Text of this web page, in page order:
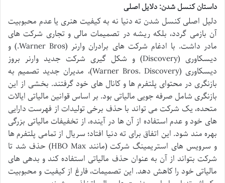
داستان کنسل شدن: دلایل اصلی
دلیل اصلی کنسل شدن ته دنیا نه به کیفیت هنری یا عدم محبوبیت
آن بازمی گردد، بلکه ریشه در تصمیمات مالی و تجاری شرکت های
مادر داشت. با ادغام شرکت های برادران وارنر (Warner Bros.) و
دیسکاوری (Discovery) و شکل گیری شرکت جدید وارنر بروز
دیسکاوری (Warner Bros. Discovery)، مدیران جدید تصمیم به
بازنگری در محتوای پلتفرم ها و کانال های خود گرفتند. بخشی از این
بازنگری شامل صرفه جویی مالیاتی بود. بر اساس قوانین مالیاتی ایالات
متحده، یک شرکت می تواند با حذف برخی تولیدات از فهرست دارایی
های خود و عدم استفاده از آن ها در آینده، از تخفیفات مالیاتی بزرگی
بهره مند شود. این اتفاق برای ته دنیا افتاد؛ سریال از تمامی پلتفرم ها
و سرویس های استریمینگ شرکت (مانند HBO Max) حذف شد تا
شرکت بتواند از آن به عنوان حذف مالیاتی استفاده کند و بدهی های
مالیاتی خود را کاهش دهد. این تصمیمات، فارغ از کیفیت و محبوبیت